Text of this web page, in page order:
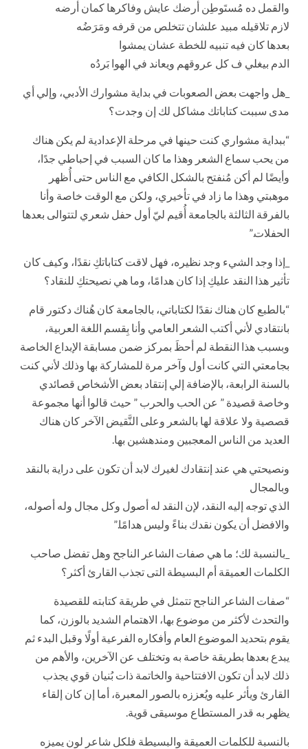
والقمل ده مُستَوطِن أرضك عايش وفاكرها كمان أرضه
لازم تلاقيله مبيد علشان تتخلص من قرفه ومَرَضُه
بعدها كان فيه تنبيه للخطة عشان يمشوا
الدم بيغلي ف كل عروقهم ويعاند في الهوا بَردُه
_هل واجهت بعض الصعوبات في بداية مشوارك الأدبي، وإلي أي
مدى سببت كتاباتك مشاكل لك إن وجدت؟
“ببداية مشواري كنت حينها في مرحلة الإعدادية لم يكن هناك
من يحب سماع الشعر وهذا ما كان السبب في إحباطي جدًا،
وأيضًا لم أكن مُنفتح بالشكل الكافي مع الناس حتى أُظهر
موهبتي وهذا ما زاد في تأخيري، ولكن مع الوقت خاصة وأنا
بالفرقة الثالثة بالجامعة أُقيم ليّ أول حفل شعري لتتوالى بعدها
الحفلات.”
_إذا وجد الشيء وجد نظيره، فهل لاقت كتاباتكِ نقدًا، وكيف كان
تأثير هذا النقد عليكِ إذا كان هدامًا، وما هي نصيحتكِ للنقاد؟
“بالطبع كان هناك نقدًا لكتاباتي، بالجامعة كان هُناك دكتور قام
بانتقادي لأني أكتب الشعر العامي وأنا بِقسم اللغة العربية،
وبسبب هذا النقطة لم أحظَ بمركز ضمن مسابقة الإبداع الخاصة
بجامعتي التي كانت أول وآخر مرة للمشاركة بها وذلك لأني كنت
بالسنة الرابعة، بالإضافة إلي إنتقاد بعض الأشخاص قصائدي
وخاصة قصيدة ” عن الحب والحرب ” حيث قالوا أنها مجموعة
قصصية ولا علاقة لها بالشعر وعلى النَّقيض الآخر كان هناك
العديد من الناس المعجبين ومندهشين بها.
ونصيحتي هي عند إنتقادك لغيرك لابد أن تكون على دراية بالنقد
وبالمجال
الذي توجه إليه النقد، لإن النقد له أصول وكل مجال وله أصوله،
والافضل أن يكون نقدك بناءً وليس هدامًا.”
_بالنسبة لك؛ ما هي صفات الشاعر الناجح وهل تفضل صاحب
الكلمات العميقة أم البسيطة التى تجذب القارئ أكثر؟
“صفات الشاعر الناجح تتمثل في طريقة كتابته للقصيدة
والتحدث لأكثر من موضوع بها، الاهتمام الشديد بالوزن، كما
يقوم بتحديد الموضوع العام وأفكاره الفرعية أولًا وقبل البدء ثم
يبدع بعدها بطريقة خاصة به وتختلف عن الآخرين، والأهم من
ذلك لابد أن تكون الافتتاحية والخاتمة ذات بُنيان قوي يجذب
القارئ ويأثر عليه ويُعززه بالصور المعبرة، أما إن كان إلقاء
يظهر به قدر المستطاع موسيقى قوية.
بالنسبة للكلمات العميقة والبسيطة فلكل شاعر لون يميزه